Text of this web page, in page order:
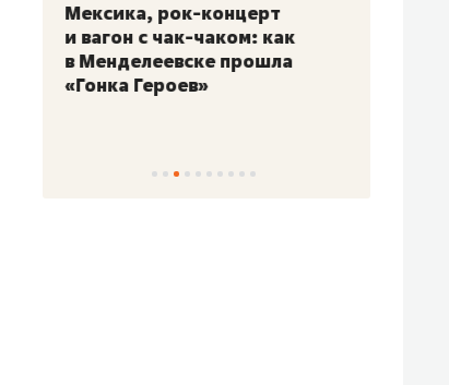
Мексика, рок-концерт
и вагон с чак-чаком: как
в Менделеевске прошла
«Гонка Героев»